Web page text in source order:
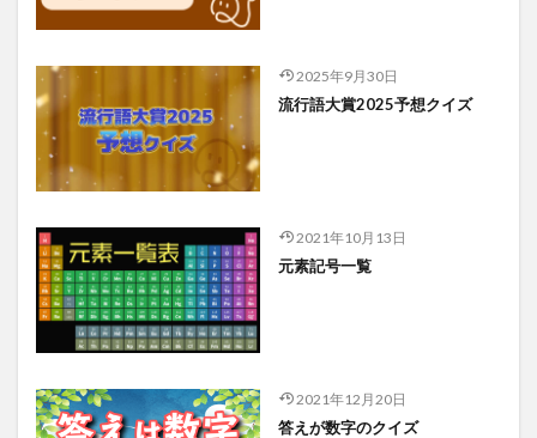
2025年9月30日
流行語大賞2025予想クイズ
2021年10月13日
元素記号一覧
2021年12月20日
答えが数字のクイズ